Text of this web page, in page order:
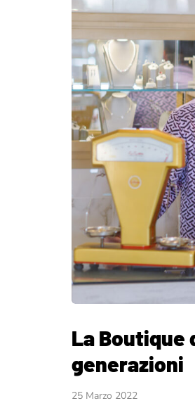
La Boutique
generazioni
25 Marzo 2022